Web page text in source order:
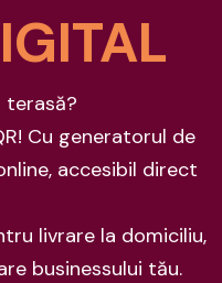
terasă?
Cu generatorul de
accesibil direct
livrare la domiciliu,
businessului tău.